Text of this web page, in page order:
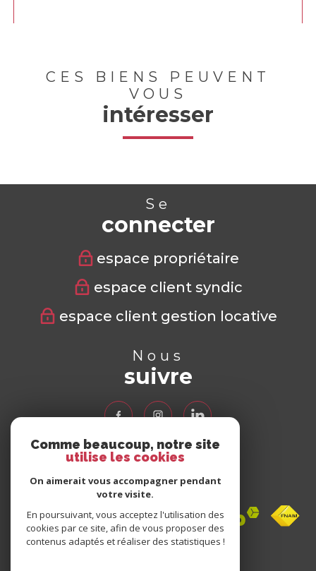
CES BIENS PEUVENT
VOUS
intéresser
Se
connecter
espace propriétaire
espace client syndic
espace client gestion locative
Nous
suivre
Nous
adhérons
Comme beaucoup, notre site
utilise les cookies
On aimerait vous accompagner pendant
votre visite.
En poursuivant, vous acceptez l'utilisation des
cookies par ce site, afin de vous proposer des
contenus adaptés et réaliser des statistiques !